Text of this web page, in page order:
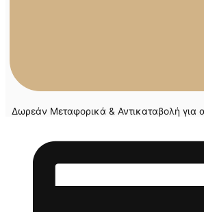
Δωρεάν Μεταφορικά & Αντικαταβολή για